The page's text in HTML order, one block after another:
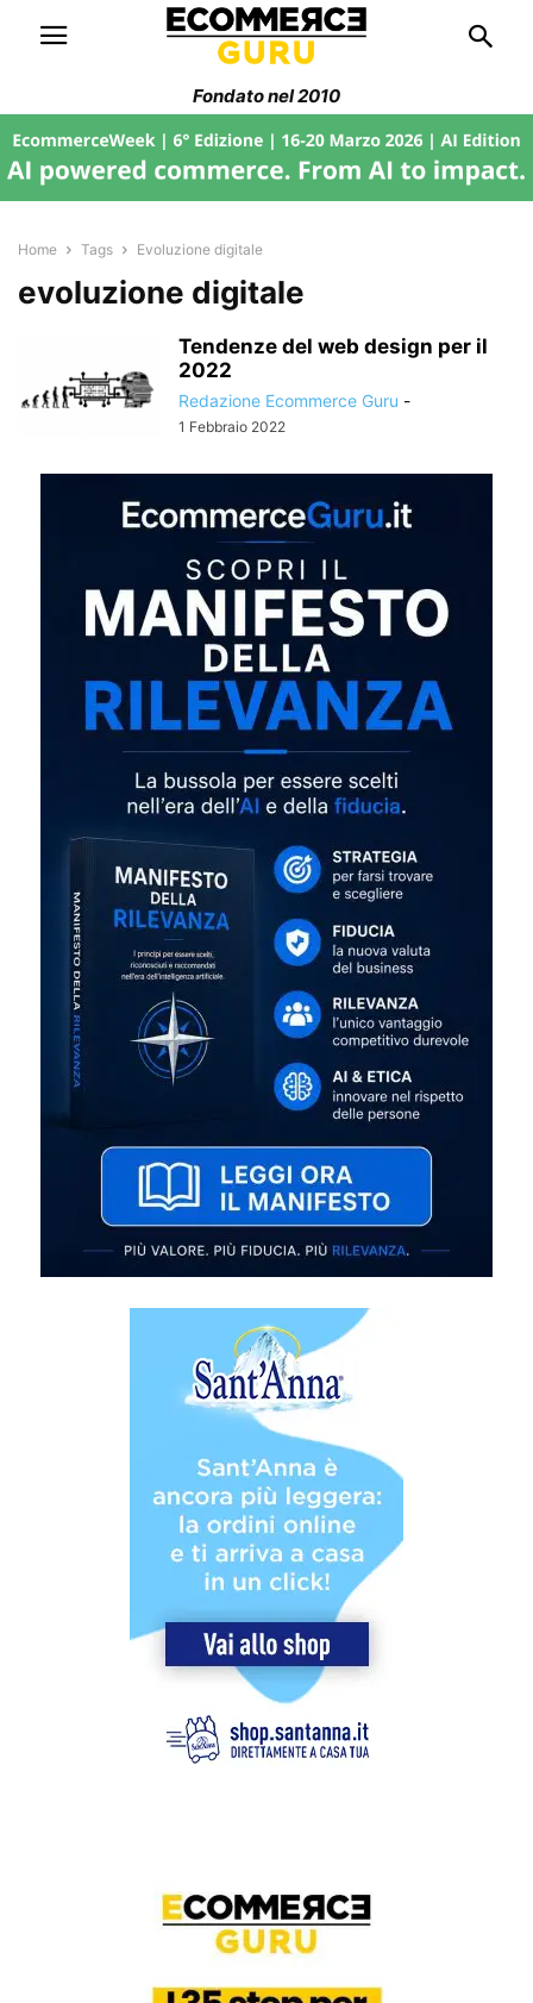
Fondato nel 2010
Home Tags Evoluzione digitale
evoluzione digitale
Tendenze del web design per il
2022
Redazione Ecommerce Guru -
1 Febbraio 2022